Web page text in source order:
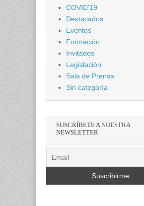
COVID'19
Destacados
Eventos
Formación
Invitados
Legislación
Sala de Prensa
Sin categoría
SUSCRÍBETE A NUESTRA
NEWSLETTER